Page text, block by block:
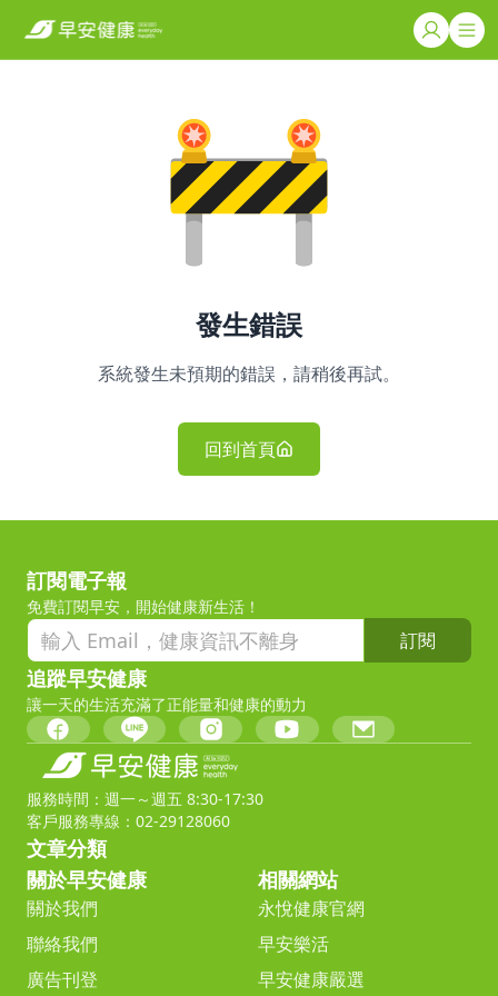
發生錯誤
系統發生未預期的錯誤，請稍後再試。
回到首頁
訂閱電子報
免費訂閱早安，開始健康新生活！
訂閱
追蹤早安健康
讓一天的生活充滿了正能量和健康的動力
服務時間：週一～週五 8:30-17:30
客戶服務專線：02-29128060
文章分類
關於早安健康
關於我們
聯絡我們
廣告刊登
相關網站
永悅健康官網
早安樂活
早安健康嚴選